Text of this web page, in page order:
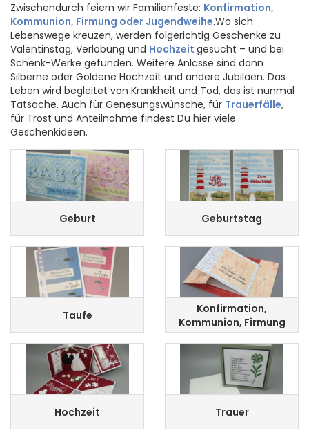
Zwischendurch feiern wir Familienfeste: Konfirmation,
Kommunion, Firmung oder Jugendweihe.Wo sich
Lebenswege kreuzen, werden folgerichtig Geschenke zu
Valentinstag, Verlobung und Hochzeit gesucht – und bei
Schenk-Werke gefunden. Weitere Anlässe sind dann
Silberne oder Goldene Hochzeit und andere Jubiläen. Das
Leben wird begleitet von Krankheit und Tod, das ist nunmal
Tatsache. Auch für Genesungswünsche, für Trauerfälle,
für Trost und Anteilnahme findest Du hier viele
Geschenkideen.
Geburt Geburtstag
Taufe
Konfirmation,
Kommunion, Firmung
Hochzeit Trauer